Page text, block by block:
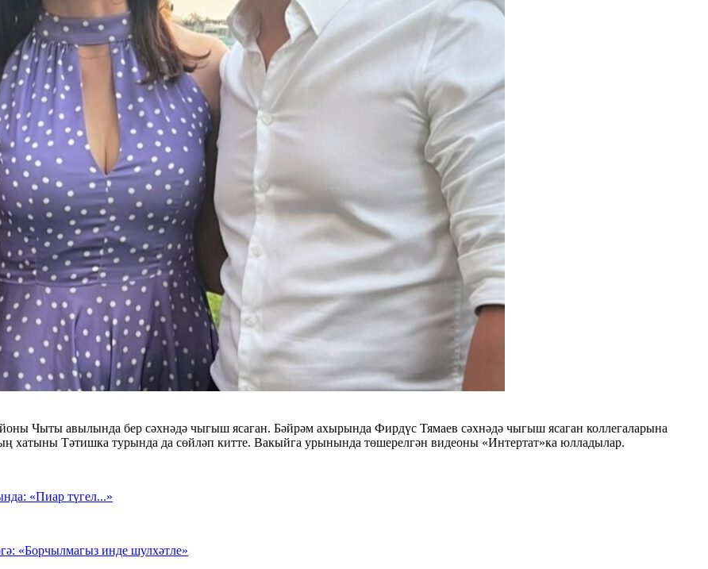
Чыты авылында бер сәхнәдә чыгыш ясаган. Бәйрәм ахырында Фирдүс Тямаев сәхнәдә чыгыш ясаган коллегаларына
хатыны Тәтишка турында да сөйләп китте. Вакыйга урынында төшерелгән видеоны «Интертат»ка юлладылар.
«Пиар түгел...»
«Борчылмагыз инде шулхәтле»